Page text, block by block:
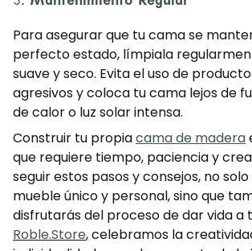
Para asegurar que tu cama se
perfecto estado, límpiala
suave y seco. Evita el uso de
agresivos y coloca tu cama lejos de
de calor o luz solar intensa.
Construir tu propiacama de madera
que requiere tiempo, paciencia y
seguir estos pasos y consejos, no
mueble único y personal, sino que
disfrutarás del proceso de dar vida a
Roble.Store, celebramos la